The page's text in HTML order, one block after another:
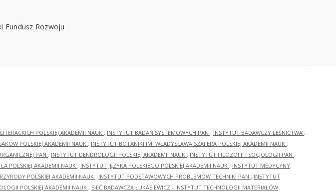
POLSKIEJ AKADEMII NAUK ; INSTYTUT BADAŃ SYSTEMOWYCH PAN ; INSTYTUT BADAWCZY LEŚNICTWA ;
POLSKIEJ AKADEMII NAUK ; INSTYTUT BOTANIKI IM. WŁADYSŁAWA SZAFERA POLSKIEJ AKADEMII NAUK ;
PAN ; INSTYTUT DENDROLOGII POLSKIEJ AKADEMII NAUK ; INSTYTUT FILOZOFII I SOCJOLOGII PAN ;
POLSKIEJ AKADEMII NAUK ; INSTYTUT JĘZYKA POLSKIEGO POLSKIEJ AKADEMII NAUK ; INSTYTUT MEDYCYNY
POLSKIEJ AKADEMII NAUK ; INSTYTUT PODSTAWOWYCH PROBLEMÓW TECHNIKI PAN ; INSTYTUT
POLSKIEJ AKADEMII NAUK ; SIEĆ BADAWCZA ŁUKASIEWICZ - INSTYTUT TECHNOLOGII MATERIAŁÓW